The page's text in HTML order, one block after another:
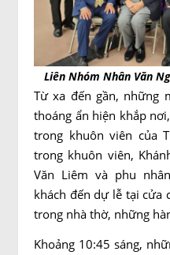
Liên Nhóm Nhân Văn
Từ xa đến gần, những
thoáng ẩn hiện khắp
trong khuôn viên của
trong khuôn viên,
Văn Liêm và phu
khách đến dự lễ tại cửa
trong nhà thờ, những
Khoảng 10:45 sáng,